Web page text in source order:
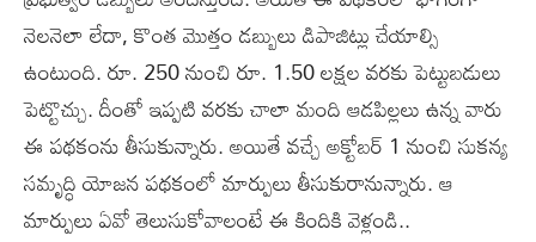
నెలనెలా లేదా, కొంత మొత్తం డబ్బులు డిపాజిట్లు చేయాల్సి
ఉంటుంది. రూ. 250 నుంచి రూ. 1.50 లక్షల వరకు పెట్టుబడులు
పెట్టొచ్చు. దీంతో ఇప్పటి వరకు చాలా మంది ఆడపిల్లలు ఉన్న వారు
ఈ పథకంను తీసుకున్నారు. అయితే వచ్చే అక్టోబర్ 1 నుంచి సుకన్య
సమృద్ధి యోజన పథకంలో మార్పులు తీసుకురానున్నారు. ఆ
మార్పులు ఏవో తెలుసుకోవాలంటే ఈ కిందికి వెళ్లండి..